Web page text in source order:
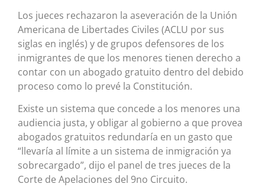
Los jueces rechazaron la aseveración de la Unión
Americana de Libertades Civiles (ACLU por sus
siglas en inglés) y de grupos defensores de los
inmigrantes de que los menores tienen derecho a
contar con un abogado gratuito dentro del debido
proceso como lo prevé la Constitución.
Existe un sistema que concede a los menores una
audiencia justa, y obligar al gobierno a que provea
abogados gratuitos redundaría en un gasto que
“llevaría al límite a un sistema de inmigración ya
sobrecargado”, dijo el panel de tres jueces de la
Corte de Apelaciones del 9no Circuito.